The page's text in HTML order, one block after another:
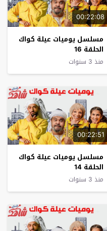
00:22:08
مسلسل يوميات عيلة كواك
الحلقة 16
منذ 3 سنوات
00:22:51
مسلسل يوميات عيلة كواك
الحلقة 14
منذ 3 سنوات